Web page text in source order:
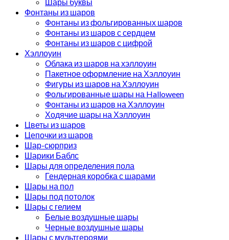
Фонтаны из шаров
Фонтаны из фольгированных шаров
Фонтаны из шаров с сердцем
Фонтаны из шаров с цифрой
Хэллоуин
Облака из шаров на хэллоуин
Пакетное оформление на Хэллоуин
Фигуры из шаров на Хэллоуин
Фольгированные шары на Halloween
Фонтаны из шаров на Хэллоуин
Ходячие шары на Хэллоуин
Цветы из шаров
Цепочки из шаров
Шар-сюрприз
Шарики Баблс
Шары для определения пола
Гендерная коробка с шарами
Шары на пол
Шары под потолок
Шары с гелием
Белые воздушные шары
Черные воздушные шары
Шары с мультгероями